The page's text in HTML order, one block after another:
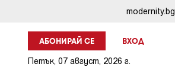
modernity.bg
АБОНИРАЙ СЕ ВХОД
Петък, 07 август, 2026 г.